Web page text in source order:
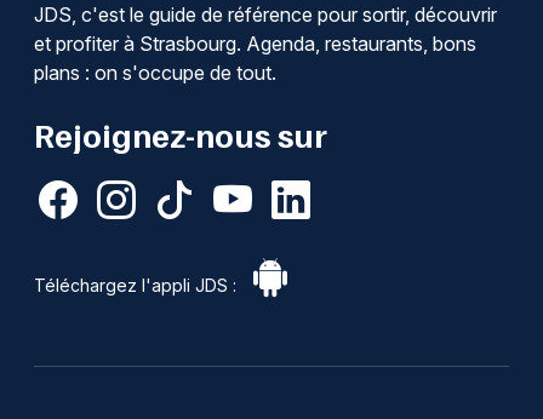
JDS, c'est le guide de référence pour sortir, découvrir
et profiter à Strasbourg. Agenda, restaurants, bons
plans : on s'occupe de tout.
Rejoignez-nous sur
Téléchargez l'appli JDS :